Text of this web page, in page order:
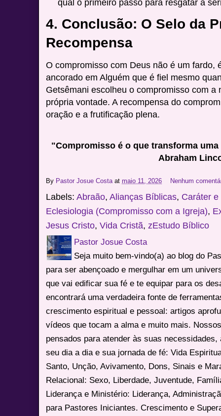
qual o primeiro passo para resgatar a
4. Conclusão: O Selo da
Recompensa
O compromisso com Deus não é um fardo,
ancorado em Alguém que é fiel mesmo
Getsêmani escolheu o compromisso com a
própria vontade. A recompensa do
oração e a frutificação plena.
"Compromisso é o que transforma
Abraham
By Pastor Josue Costa atmaio 11, 2026 Nenhum
Labels:Abraão,Alianças Bíblicas, Caráter
Eclesiologia (Compromisso com a Igreja),
Jesus Cristo,Vida Cristã, zEstudo Bíblico
Pastor Josue Costa
Seja muito bem-vindo(a) ao blog do
para ser abençoado e mergulhar em um
que vai edificar sua fé e te equipar para os
encontrará uma verdadeira fonte de
crescimento espiritual e pessoal: artigos
vídeos que tocam a alma e muito mais.
pensados para atender às suas
seu dia a dia e sua jornada de fé: Vida
Santo, Unção, Avivamento, Dons, Sinais e
Relacional: Sexo, Liberdade, Juventude,
Liderança e Ministério: Liderança,
para Pastores Iniciantes. Crescimento e